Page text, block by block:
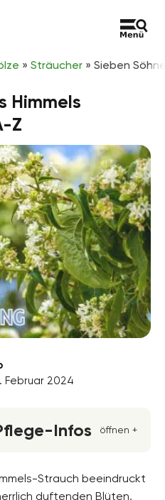
» Sträucher » Sieben
Himmels
Z
Februar 2024
Infos öffnen +
Strauch beeindruckt
duftenden Blüten,